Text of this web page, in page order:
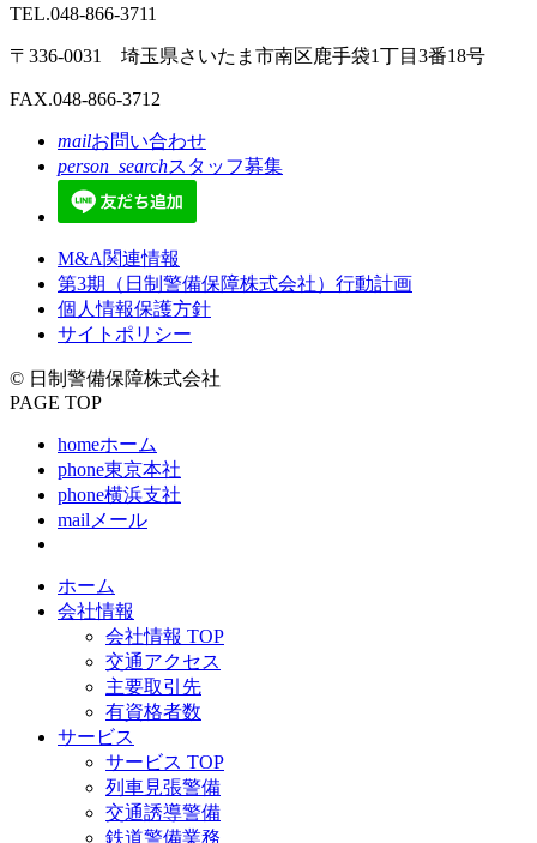
TEL.048-866-3711
〒336-0031 埼玉県さいたま市南区鹿手袋1丁目3番18号
FAX.048-866-3712
mailお問い合わせ
person_searchスタッフ募集
M&A関連情報
第3期（日制警備保障株式会社）行動計画
個人情報保護方針
サイトポリシー
© 日制警備保障株式会社
PAGE TOP
homeホーム
phone東京本社
phone横浜支社
mail メール
ホーム
会社情報
会社情報 TOP
交通アクセス
主要取引先
有資格者数
サービス
サービス TOP
列車見張警備
交通誘導警備
鉄道警備業務